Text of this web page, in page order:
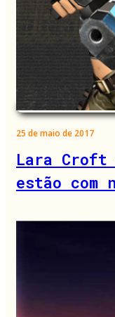
25 de maio de 2017
Lara Croft
estão com